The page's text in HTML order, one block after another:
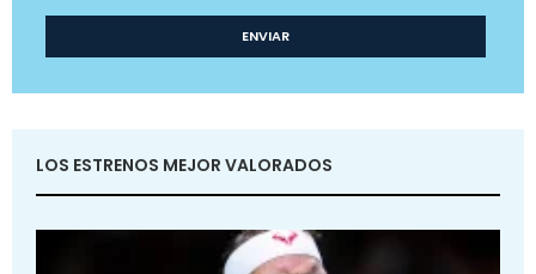
LOS ESTRENOS MEJOR VALORADOS